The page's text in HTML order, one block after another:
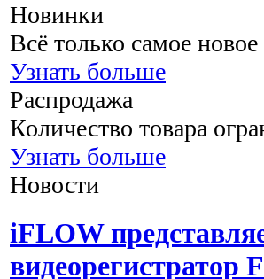
Новинки
Всё только самое
Узнать больше
Распродажа
Количество товара
Узнать больше
Новости
iFLOW
видеорегистратор